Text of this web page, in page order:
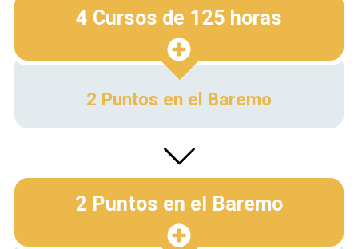
4 Cursos de 125 horas
2 Puntos en el Baremo
2 Puntos en el Baremo